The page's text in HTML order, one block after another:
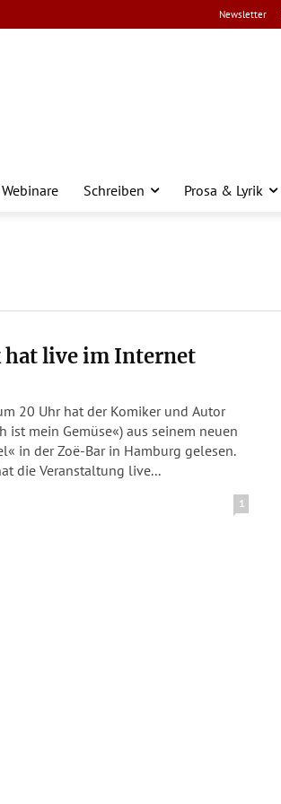
Newsletter
Webinare Schreiben Prosa & Lyrik
hat live im Internet
20 Uhr hat der Komiker und Autor
ist mein Gemüse«) aus seinem neuen
in der Zoë-Bar in Hamburg gelesen.
die Veranstaltung live...
1